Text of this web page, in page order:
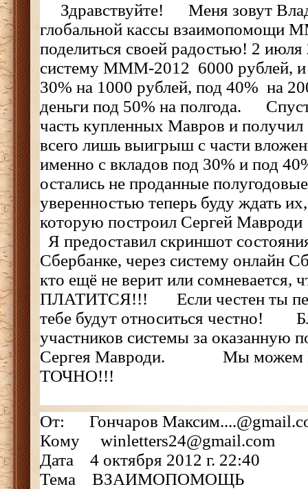
Здравствуйте! Меня зовут
глобальной кассы
поделиться своей радостью! 2
систему МММ-2012 6000 рублей,
30% на 1000 рублей, под 40% на
деньги под 50% на полгода.
часть купленных Мавров и получил
всего лишь выигрыш с части
именно с вкладов под 30% и под
остались не проданные
уверенностью теперь буду ждать
которую построил Сергей
Я предоставил скриншот
Сбербанке, через систему онлайн
кто ещё не верит или
ПЛАТИТСЯ!!! Если честен ты
тебе будут относиться честно!
участников системы за оказанную
Сергея Мавроди. Мы можем
ТОЧНО!!!
От: Гончаров
Кому winletters24@gmail.com
Дата 4 октября 2012 г. 22:40
Тема ВЗАИМОПОМОЩЬ